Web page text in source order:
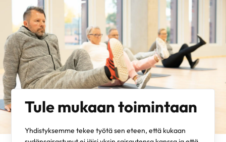
Tule mukaan toimintaan
Yhdistyksemme tekee työtä sen eteen, että kukaan